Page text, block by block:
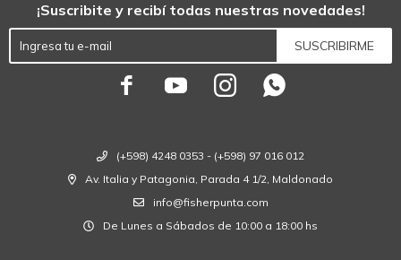
(+598) 4248 0353 - (+598) 97 016 012
Av. Italia y Patagonia, Parada 4 1/2, Maldonado
info@fisherpunta.com
De Lunes a Sábados de 10:00 a 18:00 hs
¡Suscribite y recibí todas nuestras novedades!
SUSCRIBIRME
   